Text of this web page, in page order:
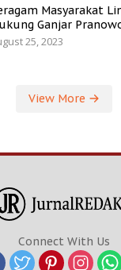
Masyarakat
Ganjar
25, 2023
View More
Connect With Us